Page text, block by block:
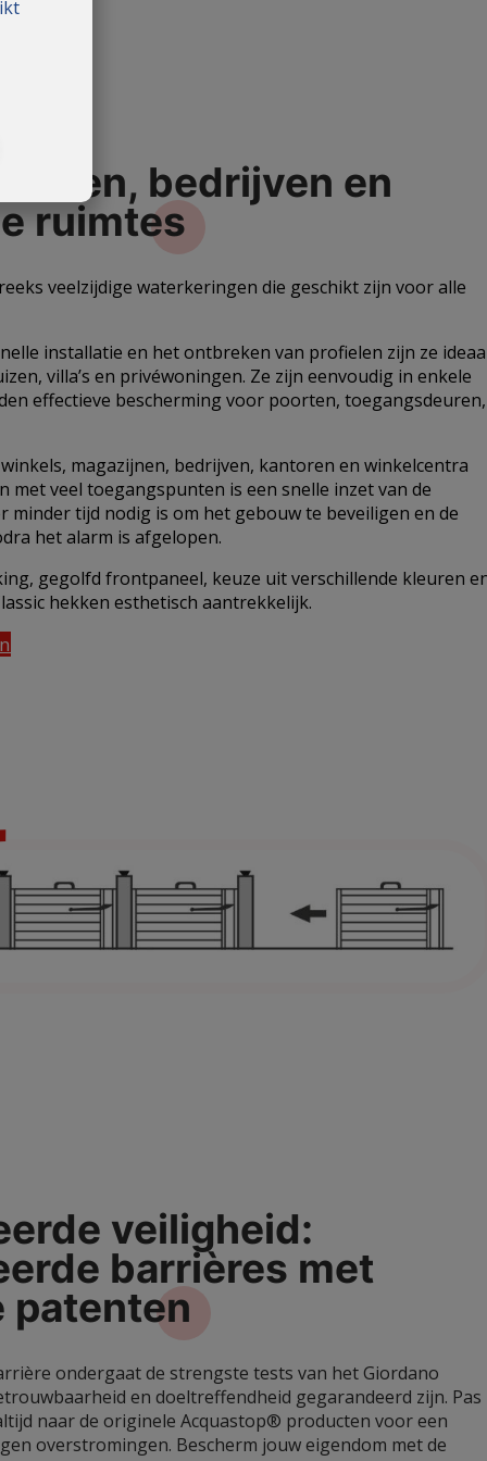
bedrijven en
ruimtes
veelzijdige waterkeringen die geschikt zijn voor alle
installatie en het ontbreken van profielen zijn ze
villa’s en privéwoningen. Ze zijn eenvoudig in enkele
effectieve bescherming voor poorten, toegangsdeuren,
magazijnen, bedrijven, kantoren en winkelcentra
met veel toegangspunten is een snelle inzet van de
minder tijd nodig is om het gebouw te beveiligen en de
het alarm is afgelopen.
gegolfd frontpaneel, keuze uit verschillende kleuren
hekken esthetisch aantrekkelijk.
veiligheid:
barrières met
patenten
ondergaat de strengste tests van het Giordano
en doeltreffendheid gegarandeerd zijn. Pas
naar de originele Acquastop® producten voor een
overstromingen. Bescherm jouw eigendom met de